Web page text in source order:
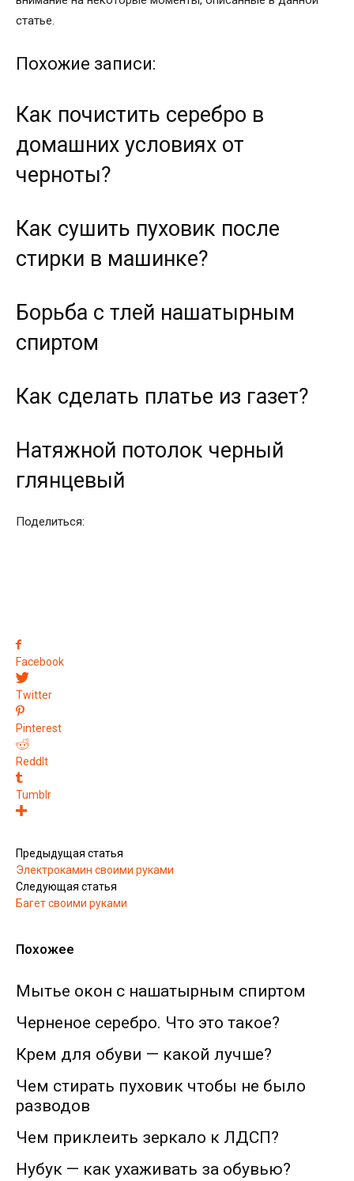
статье.
Похожие записи:
Как почистить серебро в
домашних условиях от
черноты?
Как сушить пуховик после
стирки в машинке?
Борьба с тлей нашатырным
спиртом
Как сделать платье из газет?
Натяжной потолок черный
глянцевый
Поделиться:
Facebook
Twitter
Pinterest
ReddIt
Tumblr
Предыдущая статья
Электрокамин своими руками
Следующая статья
Багет своими руками
Похожее
Мытье окон с нашатырным спиртом
Черненое серебро. Что это такое?
Крем для обуви — какой лучше?
Чем стирать пуховик чтобы не было
разводов
Чем приклеить зеркало к ЛДСП?
Нубук — как ухаживать за обувью?